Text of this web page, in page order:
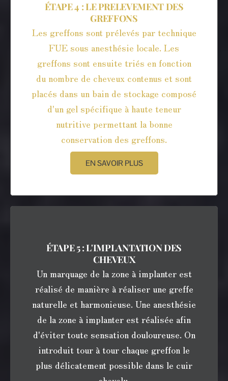
ÉTAPE 4 : LE PRELEVEMENT DES
GREFFONS
Les greffons sont prélevés par technique
FUE sous anesthésie locale. Les
greffons sont ensuite triés en fonction
du nombre de cheveux contenus et sont
placés dans un bain de stockage composé
d'un gel spécifique à haute teneur
nutritive permettant la bonne
conservation des greffons.
EN SAVOIR PLUS
ÉTAPE 5 : L'IMPLANTATION DES
CHEVEUX
Un marquage de la zone à implanter est
réalisé de manière à réaliser une greffe
naturelle et harmonieuse. Une anesthésie
de la zone à implanter est réalisée afin
d'éviter toute sensation douloureuse. On
introduit tour à tour chaque greffon le
plus délicatement possible dans le cuir